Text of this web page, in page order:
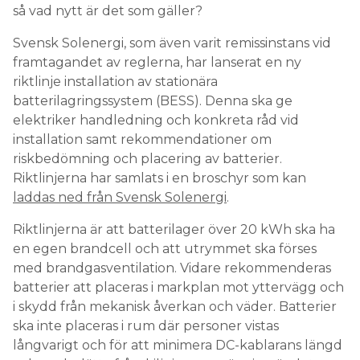
så vad nytt är det som gäller?
Svensk Solenergi, som även varit remissinstans vid
framtagandet av reglerna, har lanserat en ny
riktlinje installation av stationära
batterilagringssystem (BESS). Denna ska ge
elektriker handledning och konkreta råd vid
installation samt rekommendationer om
riskbedömning och placering av batterier.
Riktlinjerna har samlats i en broschyr som kan
laddas ned från Svensk Solenergi.
Riktlinjerna är att batterilager över 20 kWh ska ha
en egen brandcell och att utrymmet ska förses
med brandgasventilation. Vidare rekommenderas
batterier att placeras i markplan mot yttervägg och
i skydd från mekanisk åverkan och väder. Batterier
ska inte placeras i rum där personer vistas
långvarigt och för att minimera DC-kablarans längd